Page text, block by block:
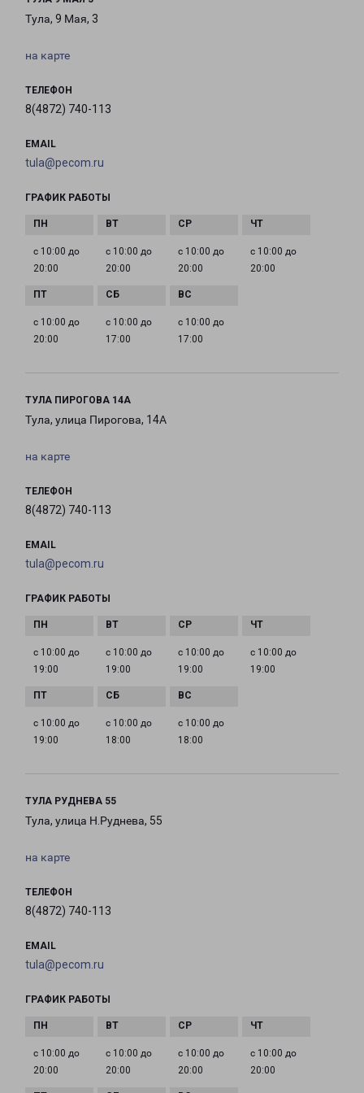
Тула, 9 Мая, 3
на карте
ТЕЛЕФОН
8(4872) 740-113
EMAIL
tula@pecom.ru
ГРАФИК РАБОТЫ
с 10:00 до
20:00
с 10:00 до
20:00
с 10:00 до
20:00
с 10:00 до
20:00
с 10:00 до
20:00
с 10:00 до
17:00
с 10:00 до
17:00
ТУЛА ПИРОГОВА 14А
Тула, улица Пирогова, 14А
на карте
ТЕЛЕФОН
8(4872) 740-113
EMAIL
tula@pecom.ru
ГРАФИК РАБОТЫ
с 10:00 до
19:00
с 10:00 до
19:00
с 10:00 до
19:00
с 10:00 до
19:00
с 10:00 до
19:00
с 10:00 до
18:00
с 10:00 до
18:00
ТУЛА РУДНЕВА 55
Тула, улица Н.Руднева, 55
на карте
ТЕЛЕФОН
8(4872) 740-113
EMAIL
tula@pecom.ru
ГРАФИК РАБОТЫ
с 10:00 до
20:00
с 10:00 до
20:00
с 10:00 до
20:00
с 10:00 до
20:00